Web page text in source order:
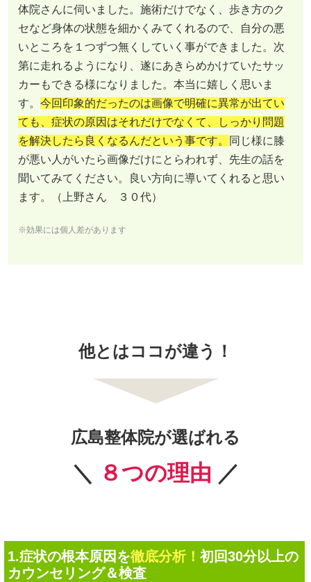
体院さんに伺いました。施術だけでなく、歩き方のク
セなど身体の状態を細かくみてくれるので、自分の悪
いところを１つずつ無くしていく事ができました。次
第に走れるようになり、遂にあきらめかけていたサッ
カーもできる様になりました。本当に嬉しく思いま
す。 今回印象的だったのは画像で明確に異常が出てい
ても、症状の原因はそれだけでなくて、しっかり問題
を解決したら良くなるんだという事です。
同じ様に膝
が悪い人がいたら画像だけにとらわれず、先生の話を
聞いてみてください。良い方向に導いてくれると思い
ます。（上野さん ３０代）
※効果には個人差があります
他とはココが違う！
広島整体院が選ばれる
＼ ８つの理由 ／
1.症状の根本原因を徹底分析！ 初回30分以上の
カウンセリング＆検査